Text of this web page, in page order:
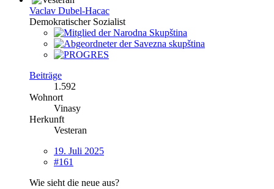
Vaclav Dubel-Hacac
Demokratischer Sozialist
Beiträge
1.592
Wohnort
Vinasy
Herkunft
Vesteran
19. Juli 2025
#161
Wie sieht die neue aus?